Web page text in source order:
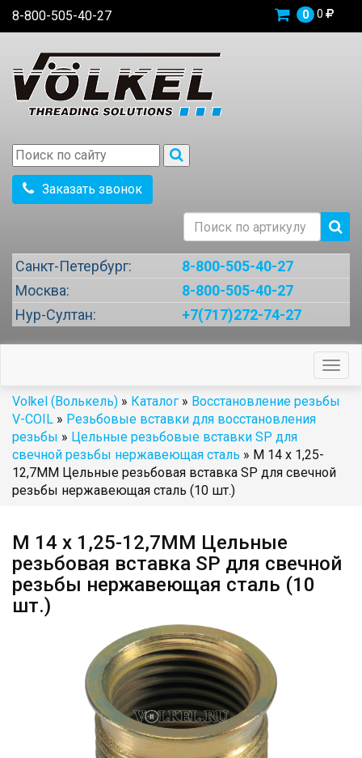
8-800-505-40-27 0 0
Заказать звонок
Санкт-Петербург:
8-800-505-40-27
Москва:
8-800-505-40-27
Нур-Султан:
+7(717)272-74-27
Volkel (Волькель) » Каталог » Восстановление резьбы
V-COIL » Резьбовые вставки для восстановления
резьбы » Цельные резьбовые вставки SP для
свечной резьбы нержавеющая сталь » М 14 х 1,25-
12,7ММ Цельные резьбовая вставка SP для свечной
резьбы нержавеющая сталь (10 шт.)
М 14 х 1,25-12,7ММ Цельные
резьбовая вставка SP для свечной
резьбы нержавеющая сталь (10
шт.)